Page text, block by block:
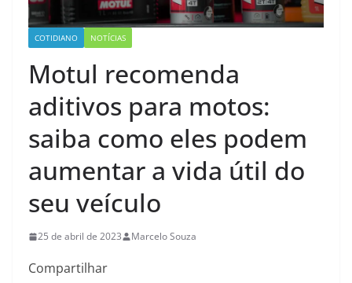
COTIDIANO NOTÍCIAS
Motul recomenda
aditivos para motos:
saiba como eles podem
aumentar a vida útil do
seu veículo
25 de abril de 2023 Marcelo Souza
Compartilhar